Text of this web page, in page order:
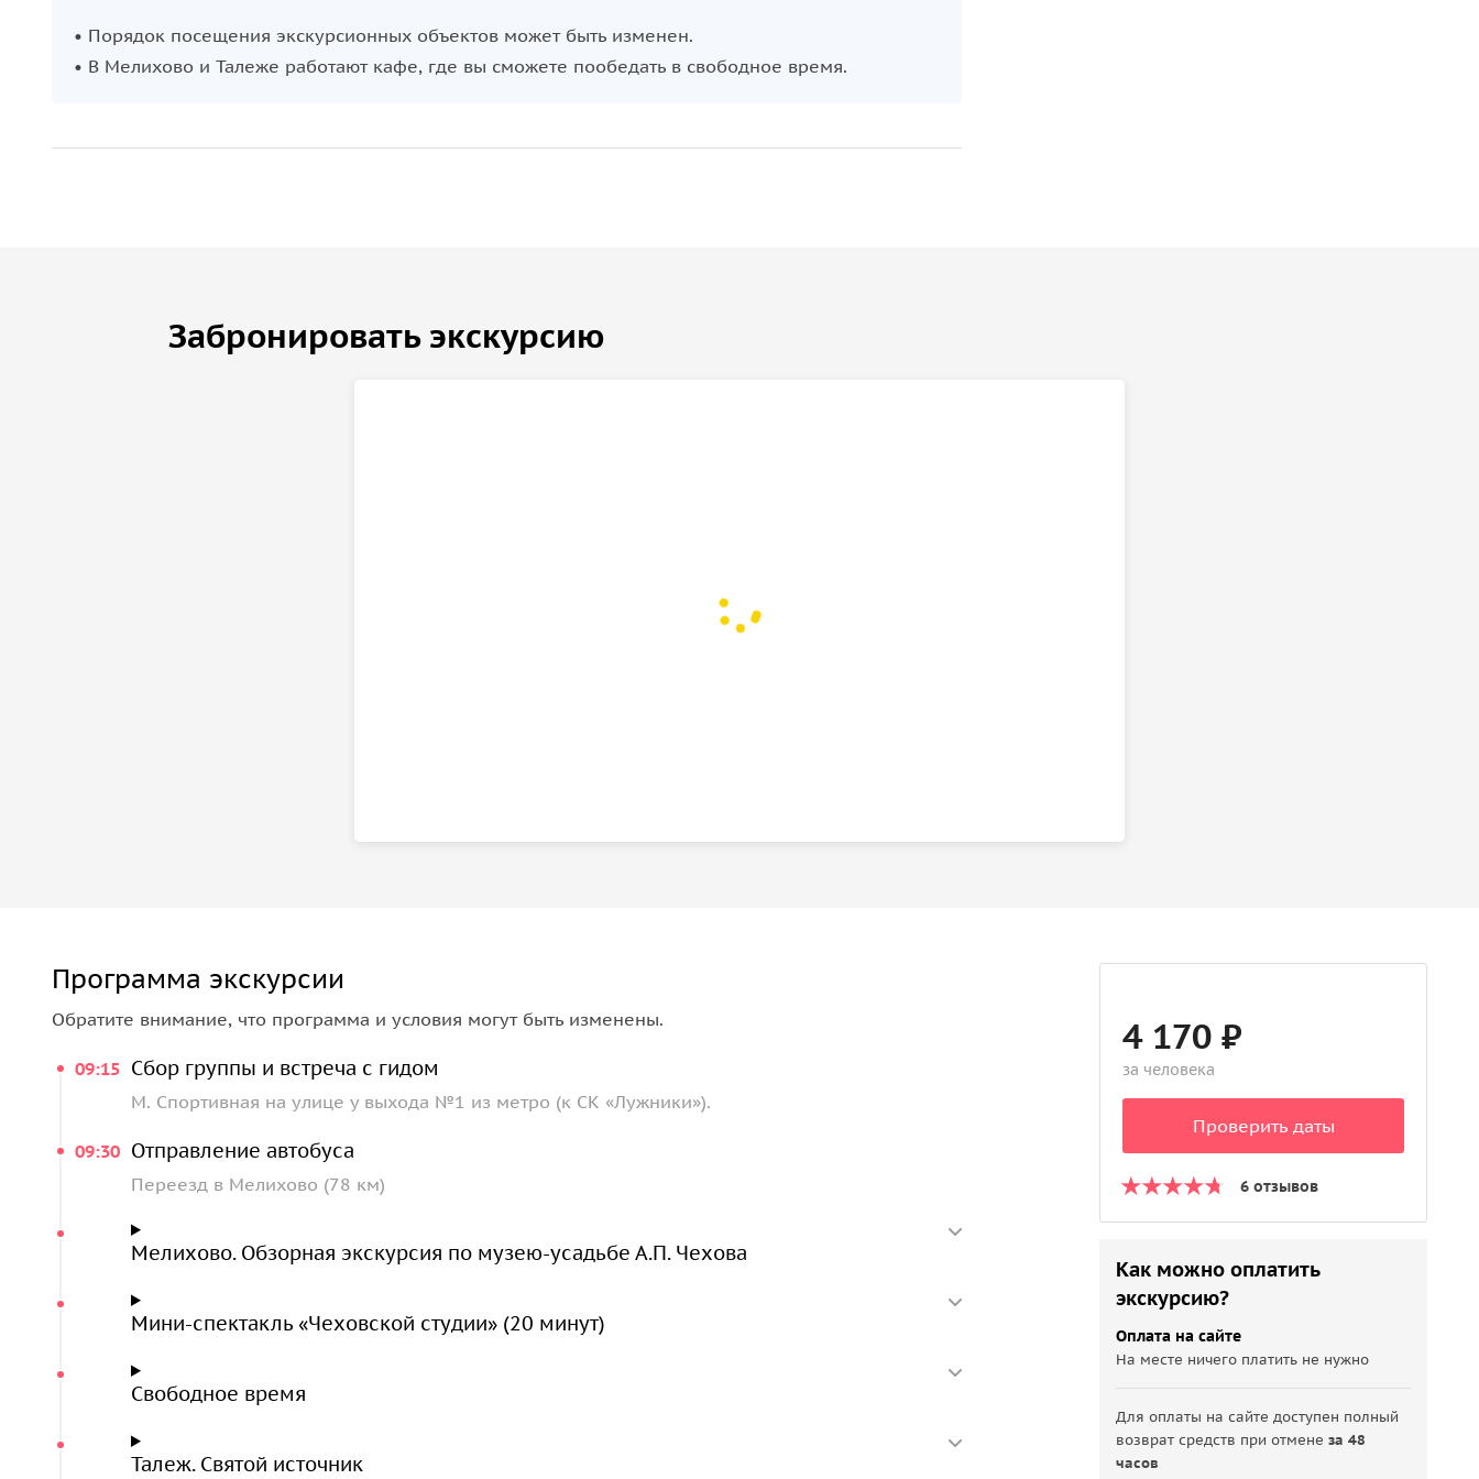
освященный во имя преподобного Давида, известен своими семью ключами и рассказами о
чудесных огнях. Здесь, в тишине и благоговении перед красотой русской природы, вы сможете
• Порядок посещения экскурсионных объектов может быть изменен.
• В Мелихово и Талеже работают кафе, где вы сможете пообедать в свободное время.
Забронировать экскурсию
Программа экскурсии
Обратите внимание, что программа и условия могут быть изменены.
09:15 Сбор группы и встреча с гидом
М. Спортивная на улице у выхода №1 из метро (к СК «Лужники»).
09:30 Отправление автобуса
Переезд в Мелихово (78 км)
Мелихово. Обзорная экскурсия по музею-усадьбе А.П. Чехова
Мини-спектакль «Чеховской студии» (20 минут)
Свободное время
Талеж. Святой источник
4 170 ₽
за человека
Проверить даты
6 отзывов
Как можно оплатить
экскурсию?
Оплата на сайте
На месте ничего платить не нужно
Для оплаты на сайте доступен полный
возврат средств при отменеза 48
часов